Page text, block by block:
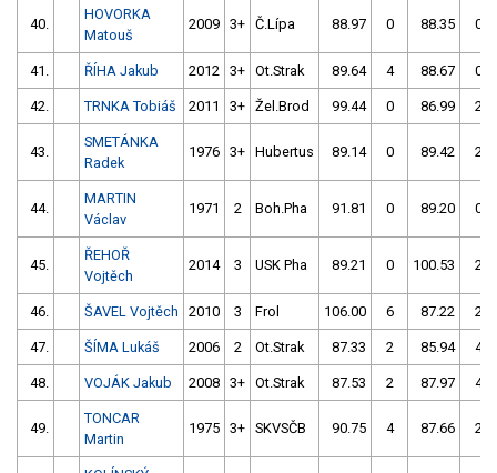
40.
HOVORKA
Matouš
2009 3+ Č.Lípa 88.97 0 88.35 0
41. ŘÍHA Jakub 2012 3+ Ot.Strak 89.64 4 88.67 0
42. TRNKA Tobiáš 2011 3+ Žel.Brod 99.44 0 86.99 2
43.
SMETÁNKA
Radek
1976 3+ Hubertus 89.14 0 89.42 2
44.
MARTIN
Václav
1971 2 Boh.Pha 91.81 0 89.20 0
45.
ŘEHOŘ
Vojtěch
2014 3 USK Pha 89.21 0 100.53 2
46. ŠAVEL Vojtěch 2010 3 Frol 106.00 6 87.22 2
47. ŠÍMA Lukáš 2006 2 Ot.Strak 87.33 2 85.94 4
48. VOJÁK Jakub 2008 3+ Ot.Strak 87.53 2 87.97 4
49.
TONCAR
Martin
1975 3+ SKVSČB 90.75 4 87.66 2